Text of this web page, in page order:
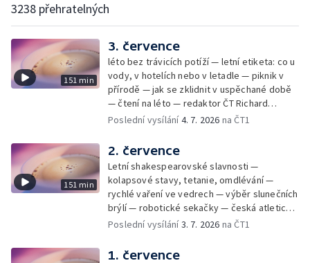
3238 přehratelných
151 min
3. července
léto bez trávicích potíží — letní etiketa: co u
vody, v hotelích nebo v letadle — piknik v
přírodě — jak se zklidnit v uspěchané době
— čtení na léto — redaktor ČT Richard
Samko
Poslední vysílání4. 7. 2026 na ČT1
151 min
2. července
Letní shakespearovské slavnosti —
kolapsové stavy, tetanie, omdlévání —
rychlé vaření ve vedrech — výběr slunečních
brýlí — robotické sekačky — česká atletická
rekordmanka — psí seriál: výmarský
Poslední vysílání3. 7. 2026 na ČT1
1. července